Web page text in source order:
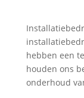
hebben een
houden ons
onderhoud